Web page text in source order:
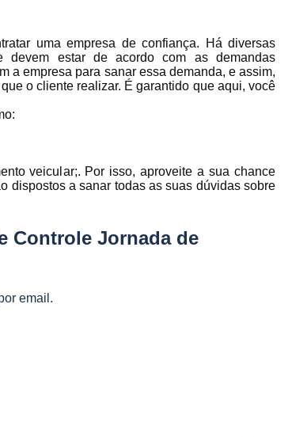
Gestão de Veículos
Gestão de Veículos
Gestão Frota de Veículos
Monitoramento de Frota Belo Horizonte
Monitoramento de Horímetro
uma empresa de confiança. Há diversas
devem estar de acordo com as demandas
a empresa para sanar essa demanda, e assim,
o cliente realizar. É garantido que aqui, você
veicular;. Por isso, aproveite a sua chance
dispostos a sanar todas as suas dúvidas sobre
Controle Jornada de
email.